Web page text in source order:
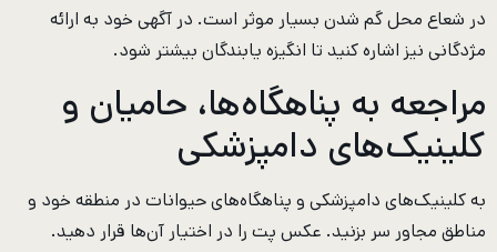
در شعاع محل گم شدن بسیار موثر است. در آگهی خود به ارائه
مژدگانی نیز اشاره کنید تا انگیزه یابندگان بیشتر شود.
مراجعه به پناهگاه‌ها، حامیان و
کلینیک‌های دامپزشکی
به کلینیک‌های دامپزشکی و پناهگاه‌های حیوانات در منطقه خود و
مناطق مجاور سر بزنید. عکس پت را در اختیار آن‌ها قرار دهید.